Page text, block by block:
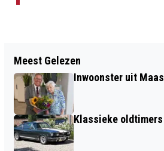
MEGATRANSFORMATOR
MAASBRACHT
Meest Gelezen
Inwoonster uit
Klassieke